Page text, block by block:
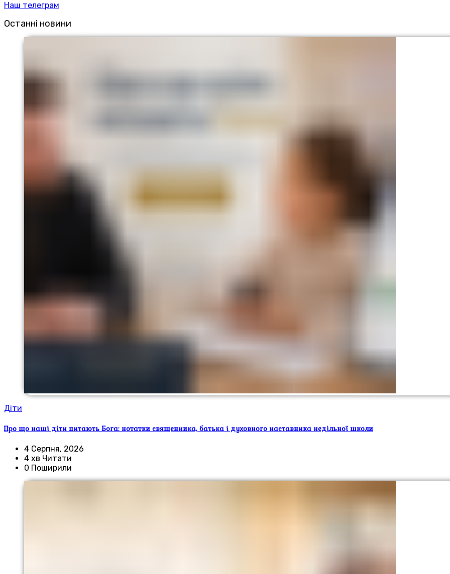
Наш телеграм
Останні новини
Діти
Про що наші діти питають Бога: нотатки священника, батька і духовного наставника недільної школи
4 Серпня, 2026
4 хв Читати
0 Поширили